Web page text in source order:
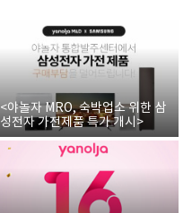
<야놀자 MRO, 숙박업소 위한 삼
성전자 가전제품 특가 개시>